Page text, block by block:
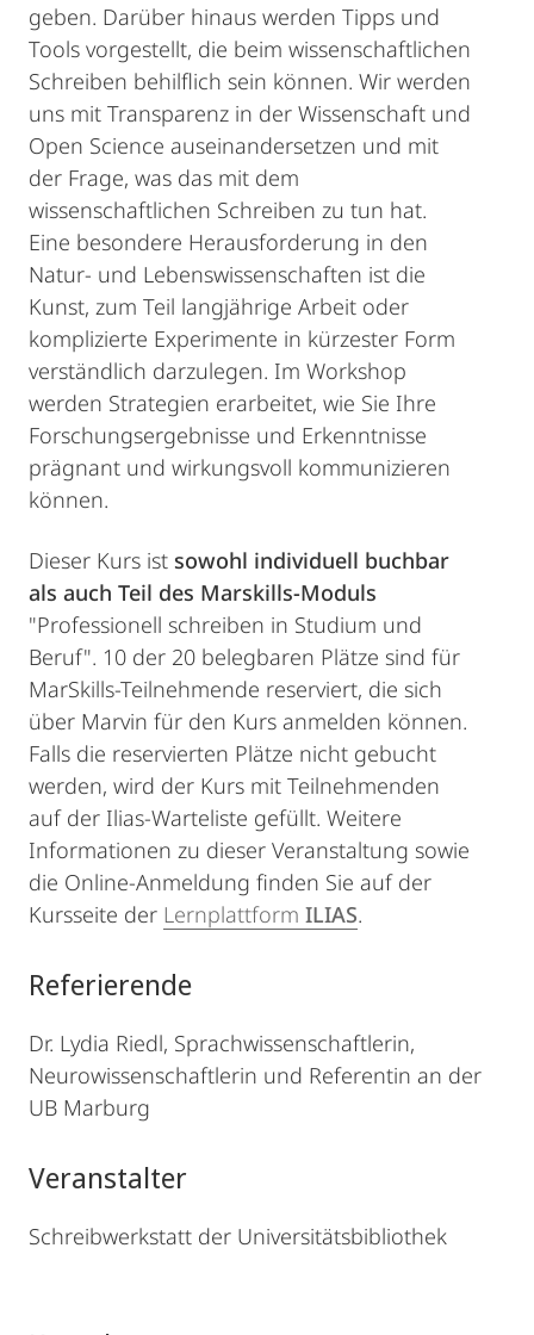
geben. Darüber hinaus werden Tipps und
Tools vorgestellt, die beim wissenschaftlichen
Schreiben behilflich sein können. Wir werden
uns mit Transparenz in der Wissenschaft und
Open Science auseinandersetzen und mit
der Frage, was das mit dem
wissenschaftlichen Schreiben zu tun hat.
Eine besondere Herausforderung in den
Natur- und Lebenswissenschaften ist die
Kunst, zum Teil langjährige Arbeit oder
komplizierte Experimente in kürzester Form
verständlich darzulegen. Im Workshop
werden Strategien erarbeitet, wie Sie Ihre
Forschungsergebnisse und Erkenntnisse
prägnant und wirkungsvoll kommunizieren
können.
Dieser Kurs ist sowohl individuell buchbar
als auch Teil des Marskills-Moduls
"Professionell schreiben in Studium und
Beruf". 10 der 20 belegbaren Plätze sind für
MarSkills-Teilnehmende reserviert, die sich
über Marvin für den Kurs anmelden können.
Falls die reservierten Plätze nicht gebucht
werden, wird der Kurs mit Teilnehmenden
auf der Ilias-Warteliste gefüllt. Weitere
Informationen zu dieser Veranstaltung sowie
die Online-Anmeldung finden Sie auf der
Kursseite der Lernplattform ILIAS.
Referierende
Dr. Lydia Riedl, Sprachwissenschaftlerin,
Neurowissenschaftlerin und Referentin an der
UB Marburg
Veranstalter
Schreibwerkstatt der Universitätsbibliothek